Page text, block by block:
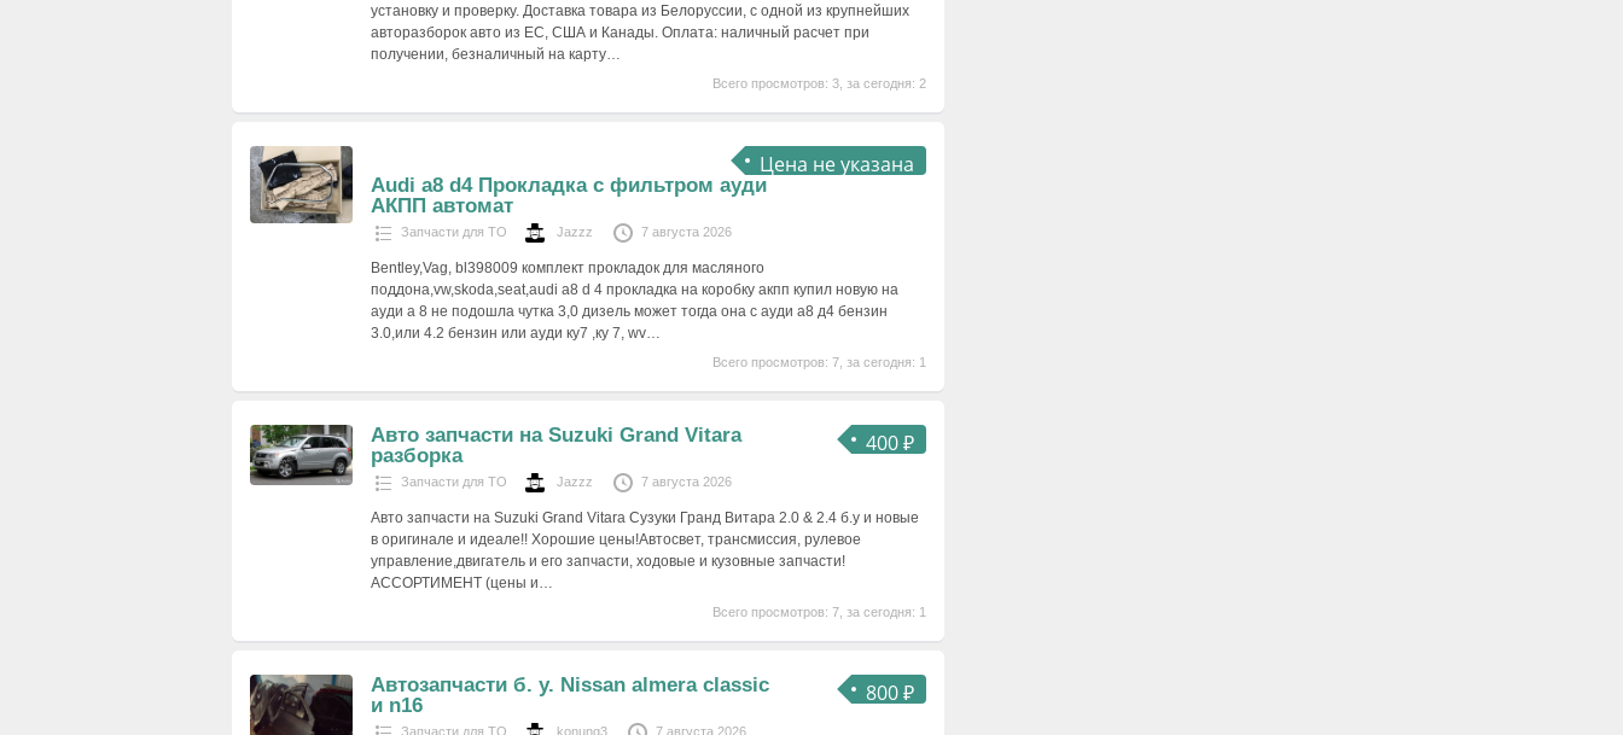
установку и проверку. Доставка товара из Белоруссии, с одной из крупнейших
авторазборок авто из ЕС, США и Канады. Оплата: наличный расчет при
получении, безналичный на карту…
Всего просмотров: 3, за сегодня: 2
Цена не указана
Audi a8 d4 Прокладка с фильтром ауди
АКПП автомат
Запчасти для ТО Jazzz 7 августа 2026
Bentley,Vag, bl398009 комплект прокладок для масляного
поддона,vw,skoda,seat,audi a8 d 4 прокладка на коробку акпп купил новую на
ауди а 8 не подошла чутка 3,0 дизель может тогда она с ауди а8 д4 бензин
3.0,или 4.2 бензин или ауди ку7 ,ку 7, wv…
Всего просмотров: 7, за сегодня: 1
400 ₽
Авто запчасти на Suzuki Grand Vitara
разборка
Запчасти для ТО Jazzz 7 августа 2026
Авто запчасти на Suzuki Grand Vitara Сузуки Гранд Витара 2.0 & 2.4 б.у и новые
в оригинале и идеале!! Хорошие цены!Автосвет, трансмиссия, рулевое
управление,двигатель и его запчасти, ходовые и кузовные запчасти!
АCСОРТИМЕНТ (цены и…
Всего просмотров: 7, за сегодня: 1
800 ₽
Автозапчасти б. у. Nissan almera classic
и n16
Запчасти для ТО konung3 7 августа 2026